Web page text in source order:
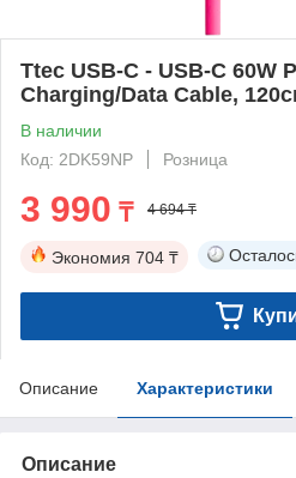
Ttec USB-C - USB-C 60W
Charging/Data Cable,
В наличии
Код: 2DK59NP
Розница
3 990 ₸ 4 694 ₸
Экономия 704 ₸
Описание Характеристики
Описание